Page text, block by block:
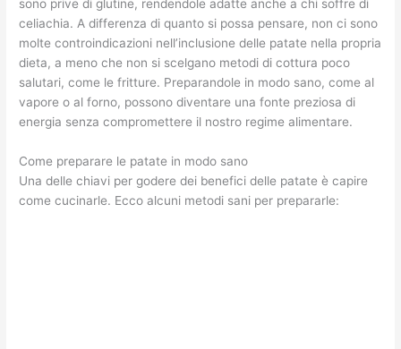
sono prive di glutine, rendendole adatte anche a chi soffre di
celiachia. A differenza di quanto si possa pensare, non ci sono
molte controindicazioni nell’inclusione delle patate nella propria
dieta, a meno che non si scelgano metodi di cottura poco
salutari, come le fritture. Preparandole in modo sano, come al
vapore o al forno, possono diventare una fonte preziosa di
energia senza compromettere il nostro regime alimentare.
Come preparare le patate in modo sano
Una delle chiavi per godere dei benefici delle patate è capire
come cucinarle. Ecco alcuni metodi sani per prepararle: